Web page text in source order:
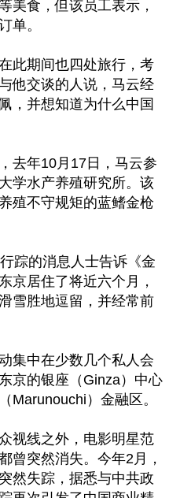
美食，但该员工表示，
单。
此期间也四处旅行，考
他交谈的人说，马云经
，并想知道为什么中国
去年10月17日，马云参
学水产养殖研究所。该
殖不守规矩的蓝鳍金枪
踪的消息人士告诉《金
京居住了将近六个月，
雪胜地逗留，并经常前
集中在少数几个私人会
京的银座（Ginza）中心
Marunouchi）金融区。
视线之外，电影明星范
曾突然消失。今年2月，
然失踪，据悉与中共政